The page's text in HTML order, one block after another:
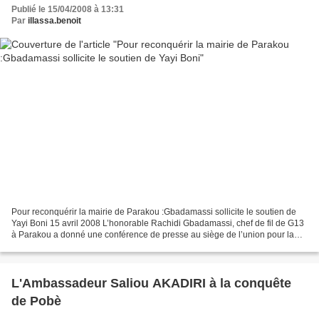
Publié le 15/04/2008 à 13:31
Par illassa.benoit
Pour reconquérir la mairie de Parakou :Gbadamassi sollicite le soutien de
Yayi Boni 15 avril 2008 L’honorable Rachidi Gbadamassi, chef de fil de G13
à Parakou a donné une conférence de presse au siège de l’union pour la
L'Ambassadeur Saliou AKADIRI à la conquête
de Pobè